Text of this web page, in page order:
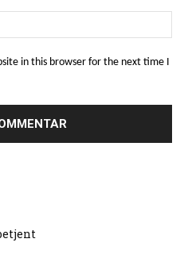
in this browser for the next time I